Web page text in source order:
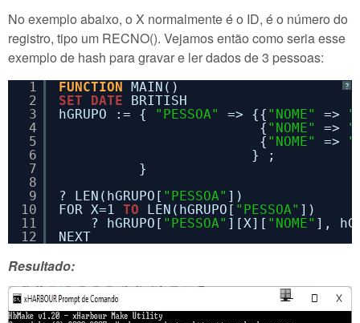
No exemplo abaixo, o X normalmente é o ID, é o número do
registro, tipo um RECNO(). Vejamos então como seria esse
exemplo de hash para gravar e ler dados de 3 pessoas:
?
1
2
3
4
5
6
7
8
9
10
11
12
FUNCTION
MAIN()
SET
DATE
BRITISH
hGRUPO := {
"PESSOA" => {{ "NOME" =>
{ "NOME" =>
{ "NOME" =>
} ;
}
? LEN(hGRUPO[ "PESSOA" ])
FOR X=1 TO LEN(hGRUPO[ "PESSOA" ])
? hGRUPO[ "PESSOA" ][X][ "NOME" ],
NEXT
Resultado: